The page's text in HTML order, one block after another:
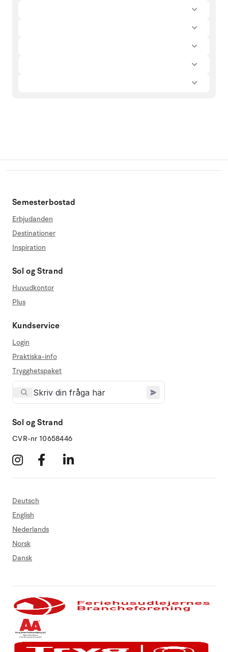
Semesterbostad
Erbjudanden
Destinationer
Inspiration
Sol og Strand
Huvudkontor
Plus
Kundservice
Login
Praktiska-info
Trygghetspaket
Sol og Strand
CVR-nr 10658446
Deutsch
English
Nederlands
Norsk
Dansk